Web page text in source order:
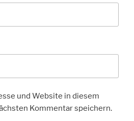
und Website in diesem
Kommentar speichern.